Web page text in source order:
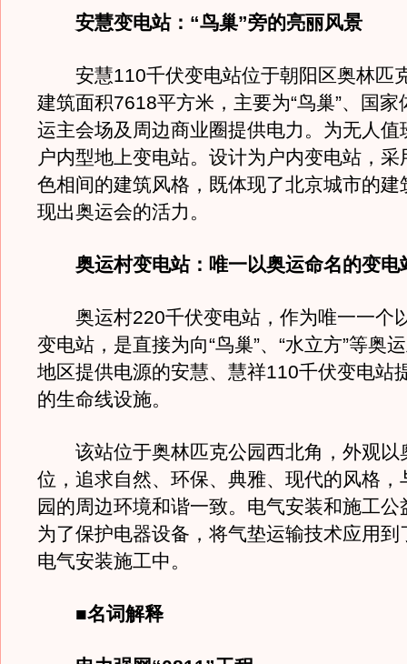
安慧变电站：“鸟巢”旁的亮丽风景
安慧110千伏变电站位于朝阳区奥林匹
建筑面积7618平方米，主要为“鸟巢”、国家
运主会场及周边商业圈提供电力。为无人值
户内型地上变电站。设计为户内变电站，采
色相间的建筑风格，既体现了北京城市的建
现出奥运会的活力。
奥运村变电站：唯一以奥运命名的变电
奥运村220千伏变电站，作为唯一一个
变电站，是直接为向“鸟巢”、“水立方”等奥
地区提供电源的安慧、慧祥110千伏变电站
的生命线设施。
该站位于奥林匹克公园西北角，外观以
位，追求自然、环保、典雅、现代的风格，
园的周边环境和谐一致。电气安装和施工公
为了保护电器设备，将气垫运输技术应用到
电气安装施工中。
■名词解释